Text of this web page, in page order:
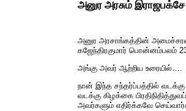
அனுர அரசும்
அனுர அரசாங்கத்தின்
கஜேந்திரகுமார் பொன்னம்பலம்
அங்கு அவர் ஆற்றிய உரையில்….
நான் இந்த சந்தர்ப்பத்தில் வடக்கு
வடக்கு கிழக்கை
அவர்களும் எதிர்க்கவே